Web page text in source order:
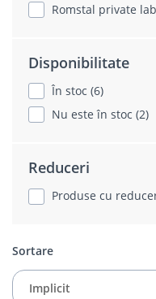
Romstal private
Disponibilitate
În stoc (6)
Nu este în stoc (2)
Reduceri
Produse cu
Sortare
Implicit